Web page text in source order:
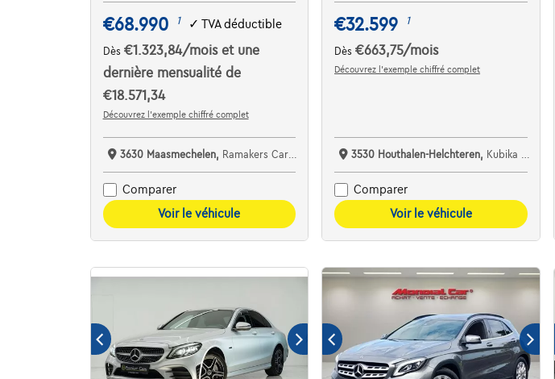
€68.990 1 ✓ TVA déductible
Dès €1.323,84/mois et une
dernière mensualité de
€18.571,34
Découvrez l’exemple chiffré complet
3630 Maasmechelen, Ramakers Car Center
Comparer
Voir le véhicule
€32.599 1
Dès€663,75/mois
Découvrez l’exemple chiffré complet
3530 Houthalen-Helchteren, Kubika Cars
Comparer
Voir le véhicule